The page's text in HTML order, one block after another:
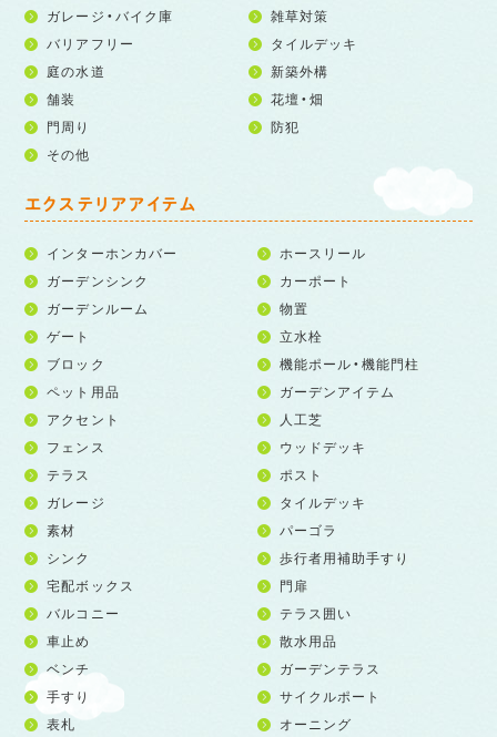
ガレージ・バイク庫
雑草対策
バリアフリー
タイルデッキ
庭の水道
新築外構
舗装
花壇・畑
門周り
防犯
その他
エクステリアアイテム
インターホンカバー
ホースリール
ガーデンシンク
カーポート
ガーデンルーム
物置
ゲート
立水栓
ブロック
機能ポール・機能門柱
ペット用品
ガーデンアイテム
アクセント
人工芝
フェンス
ウッドデッキ
テラス
ポスト
ガレージ
タイルデッキ
素材
パーゴラ
シンク
歩行者用補助手すり
宅配ボックス
門扉
バルコニー
テラス囲い
車止め
散水用品
ベンチ
ガーデンテラス
手すり
サイクルポート
表札
オーニング